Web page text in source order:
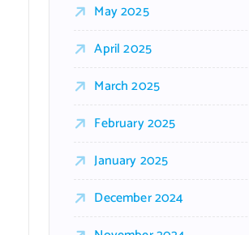
May 2025
April 2025
March 2025
February 2025
January 2025
December 2024